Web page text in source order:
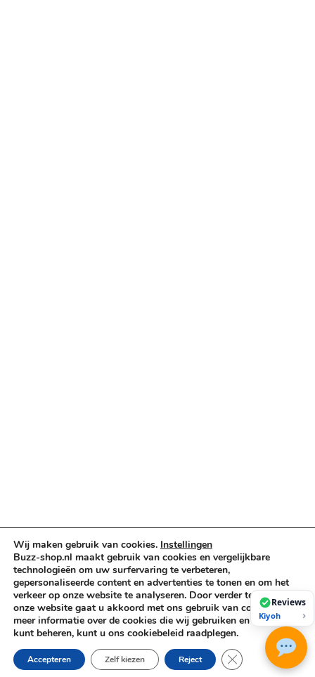
Cookiebeleid
Copyright © 2026 Buzz-Shop.nl. Alle rechten voorbehouden.
Wij maken gebruik van cookies. Instellingen
Buzz-shop.nl maakt gebruik van cookies en vergelijkbare
technologieën om uw surfervaring te verbeteren,
gepersonaliseerde content en advertenties te tonen en om het
verkeer op onze website te analyseren. Door verder te gaan op
onze website gaat u akkoord met ons gebruik van cookies. Voor
meer informatie over de cookies die wij gebruiken en hoe u deze
kunt beheren, kunt u ons cookiebeleid raadplegen.
Accepteren Reject
Zelf kiezen Sluit AVG/GDPR
Reviews
Kiyoh ›